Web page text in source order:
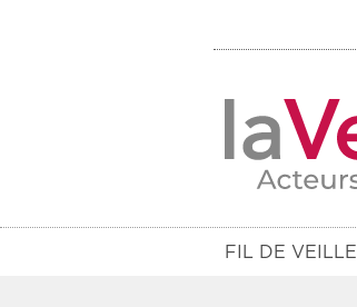
FIL DE VEILLE